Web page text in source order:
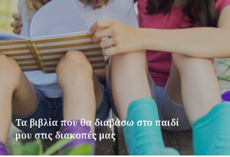
Τα βιβλία που θα διαβάσω στο παιδί
μου στις διακοπές μας